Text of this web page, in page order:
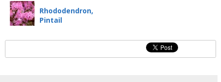
Rhododendron,
Pintail